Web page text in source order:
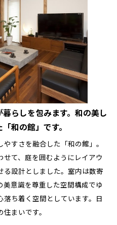
らしを包みます。和の美し
和の館」です。
すさを融合した「和の館」。
て、庭を囲むようにレイアウ
る設計としました。室内は数寄
意識を尊重した空間構成でゆ
ち着く空間としています。日
まいです。
思い出作りを提供する
場を心より
おります。
場予約
モットー
、満足と安心の家造りを
ます。
場を心より
ります。
場予約
モットー
まい造りを提供します。
場を心より
おります。
場予約
モットー
頂ける家造りを目指しま
。
場を心より
ります。
場予約
予定地の方でも現住所の有るお近
さい。移住の計画の方もご相談対
。